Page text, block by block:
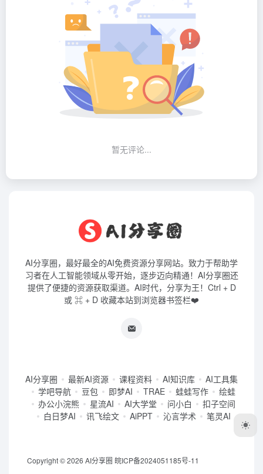
暂无评论...
AI分享圈，最好最全的AI免费资源分享网站。致力于帮助学
习者在人工智能领域从零开始，逐步迈向精通！AI分享圈还
提供了便捷的资源获取渠道。AI时代，分享为王！Ctrl + D
或 ⌘ + D 收藏本站到浏览器书签栏❤️
AI分享圈 最新AI资源 课程资料 AI知识库
AI工具集
学吧导航
豆包 即梦AI TRAE 蛙蛙写作
绘蛙
办公小浣熊
星流AI AI大学堂 问小白
扣子空间
白日梦AI
讯飞绘文 AiPPT 沁言学术 笔灵AI
Copyright © 2026 AI分享圈 皖ICP备2024051185号-11